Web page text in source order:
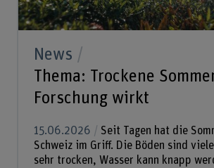
News
Thema: Trockene
Forschung wirkt
15.06.2026
Seit Tagen hat die
Schweiz im Griff. Die Böden sind
sehr trocken, Wasser kann knapp